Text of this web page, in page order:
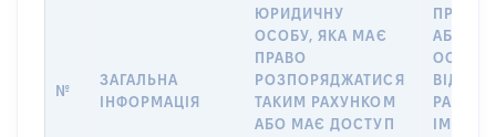
№
ЗАГАЛЬНА
ІНФОРМАЦІЯ
ЮРИДИЧНУ
ОСОБУ, ЯКА МАЄ
ПРАВО
РОЗПОРЯДЖАТИСЯ
ТАКИМ РАХУНКОМ
АБО МАЄ ДОСТУП
ПРО
АБО
ОСОБУ,
ІМ’Я